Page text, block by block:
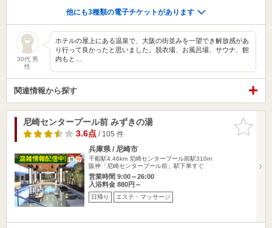
他にも3種類の電子チケットがあります
30代 男
性
ホテルの屋上にある温泉で、大阪の街並みを一望でき解放感があ
り行って良かったと思いました。脱衣場、お風呂場、サウナ、館
内もと…
関連情報から探す
お気に入
りに追加
尼崎センタープール前 みずきの湯
3.6点/ 105 件
兵庫県 / 尼崎市
千船駅4.46km 尼崎センタープール前駅310m
阪神「尼崎センタープール前」駅下車すぐ
営業時間 9:00～26:00
入浴料金 880円～
日帰り エステ・マッサージ